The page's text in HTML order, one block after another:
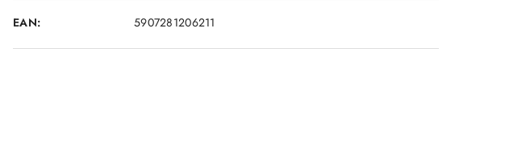
EAN: 5907281206211